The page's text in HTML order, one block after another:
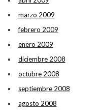
marzo 2009
febrero 2009
enero 2009
diciembre 2008
octubre 2008
septiembre 2008
agosto 2008